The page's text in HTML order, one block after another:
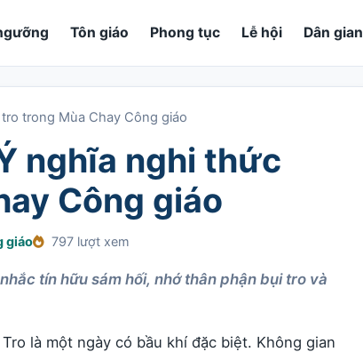
Tôn giáo Phong tục Lễ hội Dân gian
tro trong Mùa Chay Công giáo
nghĩa nghi thức
Công giáo
giáo 797 lượt xem
tín hữu sám hối, nhớ thân phận bụi tro và
là một ngày có bầu khí đặc biệt. Không gian